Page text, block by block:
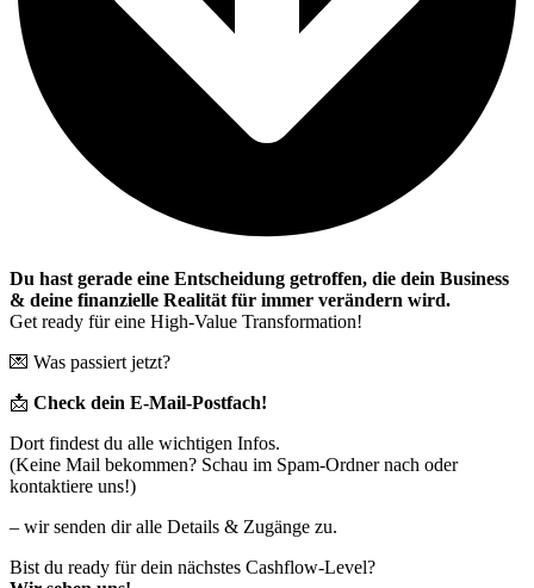
Du hast gerade eine Entscheidung getroffen, die dein Business
& deine finanzielle Realität für immer verändern wird.
Get ready für eine High-Value Transformation!
💌 Was passiert jetzt?
📩 Check dein E-Mail-Postfach!
Dort findest du alle wichtigen Infos.
(Keine Mail bekommen? Schau im Spam-Ordner nach oder
kontaktiere uns!)
– wir senden dir alle Details & Zugänge zu.
Bist du ready für dein nächstes Cashflow-Level?